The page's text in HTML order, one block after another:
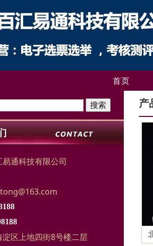
首页
通科技有限公司
淀区上地四街8号楼二层
产